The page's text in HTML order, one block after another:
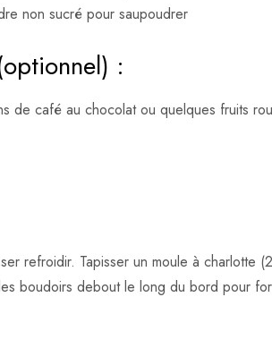
non sucré pour saupoudrer
:
de café au chocolat ou quelques fruits
refroidir. Tapisser un moule à charlotte
boudoirs debout le long du bord pour